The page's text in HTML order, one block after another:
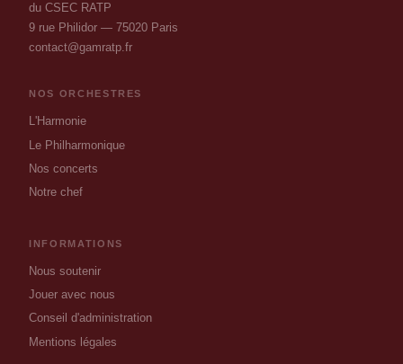
du CSEC RATP
9 rue Philidor — 75020 Paris
contact@gamratp.fr
NOS ORCHESTRES
L'Harmonie
Le Philharmonique
Nos concerts
Notre chef
INFORMATIONS
Nous soutenir
Jouer avec nous
Conseil d'administration
Mentions légales